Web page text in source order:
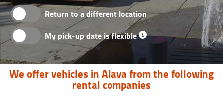
Return to a different location
My pick-up date is flexible
We offer vehicles in Alava from the following
rental companies